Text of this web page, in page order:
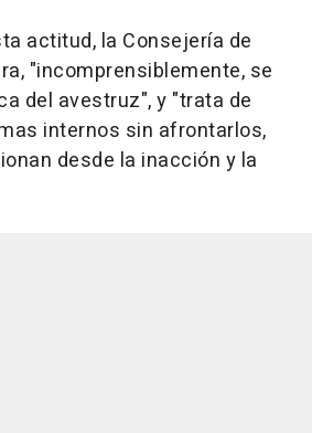
actitud, la Consejería de
"incomprensiblemente, se
del avestruz", y "trata de
internos sin afrontarlos,
desde la inacción y la